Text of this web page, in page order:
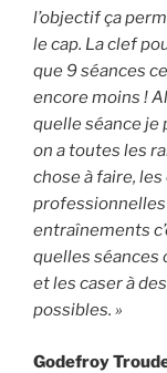
l’objectif ça
le cap. La clef
que 9 séances
encore moins !
quelle séance je
on a toutes les
chose à faire,
entraînements
quelles séances
et les caser à
possibles. »
Godefroy